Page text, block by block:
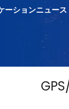
ーションニュース